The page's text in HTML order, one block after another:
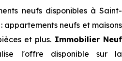
neufs disponibles à Saint-
appartements neufs et maisons
et plus. Immobilier Neuf
l'offre disponible sur la